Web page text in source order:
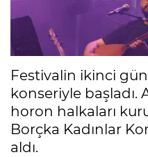
Festivalin ikinci
konseriyle başladı.
horon halkaları
Borçka Kadınlar
aldı.